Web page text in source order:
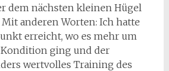
dem nächsten kleinen Hügel
anderen Worten: Ich hatte
erreicht, wo es mehr um
ging und der
wertvolles Training des